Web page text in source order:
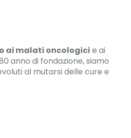
ai malati oncologici e ai
anno di fondazione, siamo
al mutarsi delle cure e